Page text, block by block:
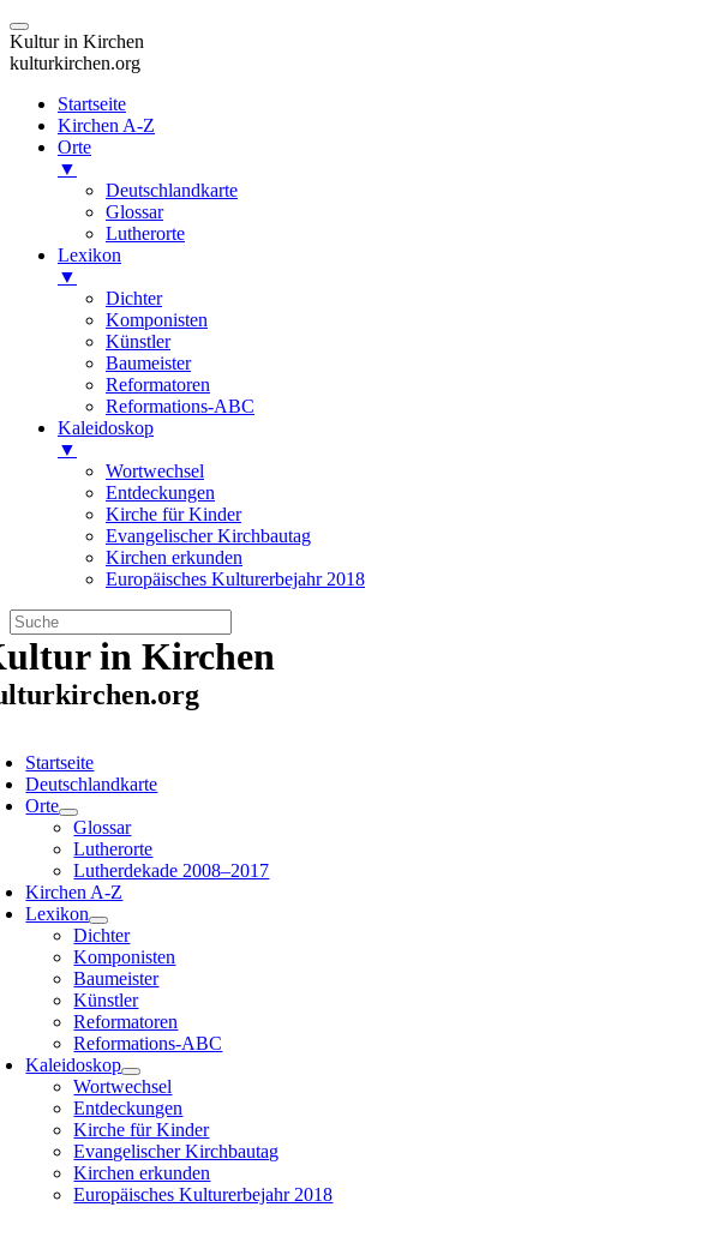
Kultur in Kirchen
kulturkirchen.org
Startseite
Kirchen A-Z
Orte
▼
Deutschlandkarte
Glossar
Lutherorte
Lexikon
▼
Dichter
Komponisten
Künstler
Baumeister
Reformatoren
Reformations-ABC
Kaleidoskop
▼
Wortwechsel
Entdeckungen
Kirche für Kinder
Evangelischer Kirchbautag
Kirchen erkunden
Europäisches Kulturerbejahr 2018
Zum
Inhalt
springen
in Kirchen
Startseite
Deutschlandkarte
Orte
Glossar
Lutherorte
Lutherdekade 2008–2017
Kirchen A-Z
Lexikon
Dichter
Komponisten
Baumeister
Künstler
Reformatoren
Reformations-ABC
Kaleidoskop
Wortwechsel
Entdeckungen
Kirche für Kinder
Evangelischer Kirchbautag
Kirchen erkunden
Europäisches Kulturerbejahr 2018